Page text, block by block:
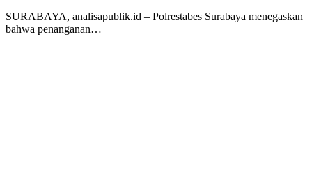
SURABAYA, analisapublik.id – Polrestabes Surabaya menegaskan
bahwa penanganan…